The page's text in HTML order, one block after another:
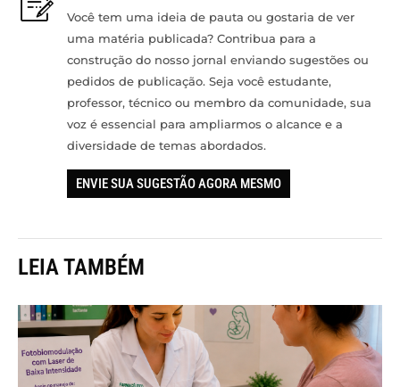
Você tem uma ideia de pauta ou gostaria de ver
uma matéria publicada? Contribua para a
construção do nosso jornal enviando sugestões ou
pedidos de publicação. Seja você estudante,
professor, técnico ou membro da comunidade, sua
voz é essencial para ampliarmos o alcance e a
diversidade de temas abordados.
ENVIE SUA SUGESTÃO AGORA MESMO
LEIA TAMBÉM